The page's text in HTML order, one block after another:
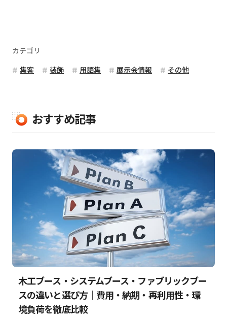
カテゴリ
集客
装飾 用語集 展示会情報 その他
おすすめ記事
木工ブース・システムブース・ファブリックブー
スの違いと選び方｜費用・納期・再利用性・環
境負荷を徹底比較